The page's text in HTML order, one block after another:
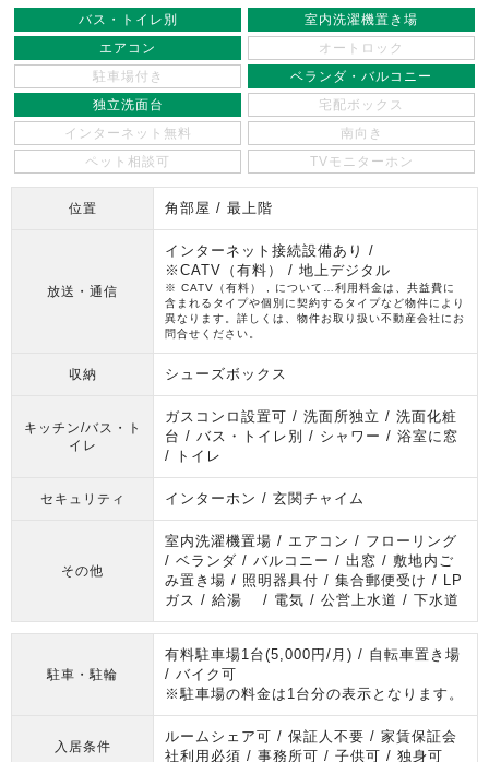
バス・トイレ別
室内洗濯機置き場
エアコン
オートロック
駐車場付き
ベランダ・バルコニー
独立洗面台
宅配ボックス
インターネット無料
南向き
ペット相談可
TVモニターホン
位置 角部屋 / 最上階
放送・通信
インターネット接続設備あり /
※CATV（有料） / 地上デジタル
※ CATV（有料） , について…利用料金は、共益費に
含まれるタイプや個別に契約するタイプなど物件により
異なります。詳しくは、物件お取り扱い不動産会社にお
問合せください。
収納 シューズボックス
キッチン/バス・ト
イレ
ガスコンロ設置可 / 洗面所独立 / 洗面化粧
台 / バス・トイレ別 / シャワー / 浴室に窓
/ トイレ
セキュリティ インターホン / 玄関チャイム
その他
室内洗濯機置場 / エアコン / フローリング
/ ベランダ / バルコニー / 出窓 / 敷地内ご
み置き場 / 照明器具付 / 集合郵便受け / LP
ガス / 給湯 / 電気 / 公営上水道 / 下水道
駐車・駐輪
有料駐車場1台(5,000円/月) / 自転車置き場
/ バイク可
※駐車場の料金は1台分の表示となります。
入居条件
ルームシェア可 / 保証人不要 / 家賃保証会
社利用必須 / 事務所可 / 子供可 / 独身可